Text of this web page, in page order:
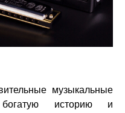
музыкальные
историю и